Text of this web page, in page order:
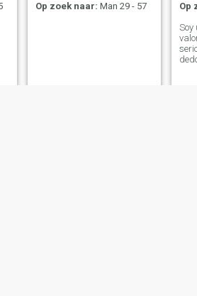
Op zoek naar: Man 29 - 57
Op
Soy
serios